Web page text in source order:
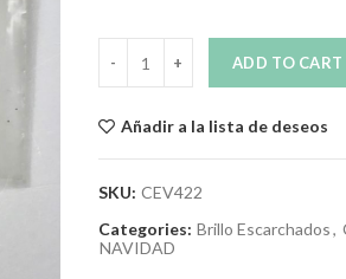
ADD TO CART
Añadir a la lista de deseos
SKU: CEV422
Categories: Brillo Escarchados,
NAVIDAD